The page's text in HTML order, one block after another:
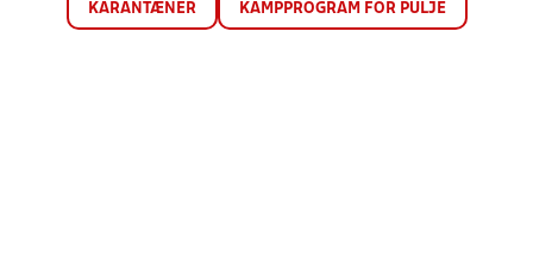
KARANTÆNER KAMPPROGRAM FOR PULJE